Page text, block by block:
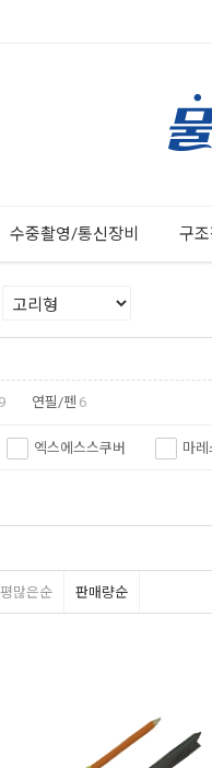
수중촬영/통신장비 구조
연필/펜 6
엑스에스스쿠버 마레
많은순 판매량순